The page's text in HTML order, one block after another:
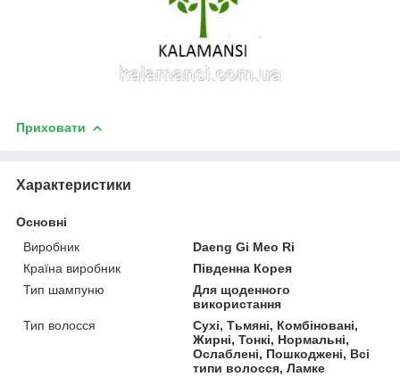
Приховати
Характеристики
Основні
Виробник
Daeng Gi Meo Ri
Країна виробник
Південна Корея
Тип шампуню
Для щоденного
використання
Тип волосся
Сухі, Тьмяні, Комбіновані,
Жирні, Тонкі, Нормальні,
Ослаблені, Пошкоджені, Всі
типи волосся, Ламке